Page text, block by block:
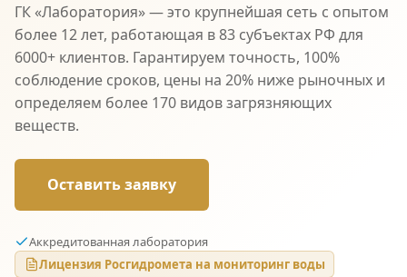
ГК «Лаборатория» — это крупнейшая сеть с опытом
более 12 лет, работающая в 83 субъектах РФ для
6000+ клиентов. Гарантируем точность, 100%
соблюдение сроков, цены на 20% ниже рыночных и
определяем более 170 видов загрязняющих
веществ.
Оставить заявку
Аккредитованная лаборатория
Лицензия Росгидромета на мониторинг воды